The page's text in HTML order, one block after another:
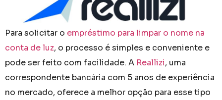
Para solicitar o empréstimo para limpar o nome na
conta de luz, o processo é simples e conveniente e
pode ser feito com facilidade. A Reallizi, uma
correspondente bancária com 5 anos de experiência
no mercado, oferece a melhor opção para esse tipo